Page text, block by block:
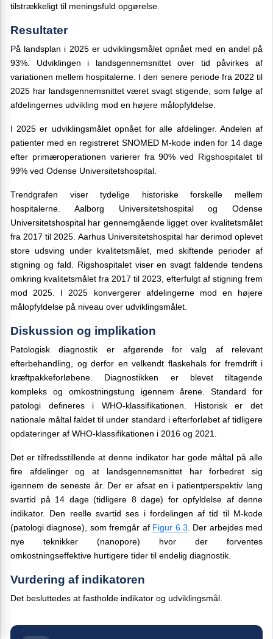
tilstrækkeligt til meningsfuld opgørelse.
Resultater
På landsplan i 2025 er udviklingsmålet opnået med en andel på
93%. Udviklingen i landsgennemsnittet over tid påvirkes af
variationen mellem hospitalerne. I den senere periode fra 2022 til
2025 har landsgennemsnittet været svagt stigende, som følge af
afdelingernes udvikling mod en højere målopfyldelse.
I 2025 er udviklingsmålet opnået for alle afdelinger. Andelen af
patienter med en registreret SNOMED M-kode inden for 14 dage
efter primæroperationen varierer fra 90% ved Rigshospitalet til
99% ved Odense Universitetshospital.
Trendgrafen viser tydelige historiske forskelle mellem
hospitalerne. Aalborg Universitetshospital og Odense
Universitetshospital har gennemgående ligget over kvalitetsmålet
fra 2017 til 2025. Aarhus Universitetshospital har derimod oplevet
store udsving under kvalitetsmålet, med skiftende perioder af
stigning og fald. Rigshospitalet viser en svagt faldende tendens
omkring kvalitetsmålet fra 2017 til 2023, efterfulgt af stigning frem
mod 2025. I 2025 konvergerer afdelingerne mod en højere
målopfyldelse på niveau over udviklingsmålet.
Diskussion og implikation
Patologisk diagnostik er afgørende for valg af relevant
efterbehandling, og derfor en velkendt flaskehals for fremdrift i
kræftpakkeforløbene. Diagnostikken er blevet tiltagende
kompleks og omkostningstung igennem årene. Standard for
patologi defineres i WHO-klassifikationen. Historisk er det
nationale måltal faldet til under standard i efterforløbet af tidligere
opdateringer af WHO-klassifikationen i 2016 og 2021.
Det er tilfredsstillende at denne indikator har gode måltal på alle
fire afdelinger og at landsgennemsnittet har forbedret sig
igennem de seneste år. Der er afsat en i patientperspektiv lang
svartid på 14 dage (tidligere 8 dage) for opfyldelse af denne
indikator. Den reelle svartid ses i fordelingen af tid til M-kode
(patologi diagnose), som fremgår af Figur 6.3
Der arbejdes med
nye teknikker (nanopore) hvor der forventes
omkostningseffektive hurtigere tider til endelig diagnostik.
Vurdering af indikatoren
Det besluttedes at fastholde indikator og udviklingsmål.